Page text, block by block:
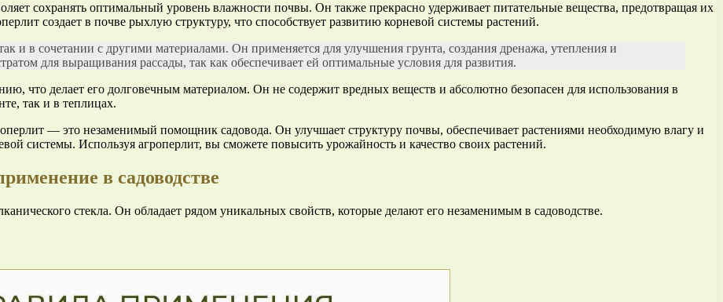
сохранять оптимальный уровень влажности почвы. Он также прекрасно удерживает питательные вещества, предотвращая их
создает в почве рыхлую структуру, что способствует развитию корневой системы растений.
и в сочетании с другими материалами. Он применяется для улучшения грунта, создания дренажа, утепления и
для выращивания рассады, так как обеспечивает ей оптимальные условия для развития.
что делает его долговечным материалом. Он не содержит вредных веществ и абсолютно безопасен для использования в
так и в теплицах.
— это незаменимый помощник садовода. Он улучшает структуру почвы, обеспечивает растениями необходимую влагу и
системы. Используя агроперлит, вы сможете повысить урожайность и качество своих растений.
в садоводстве
стекла. Он обладает рядом уникальных свойств, которые делают его незаменимым в садоводстве.